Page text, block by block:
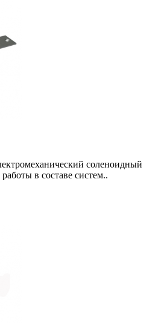
соленоидный
в составе систем..